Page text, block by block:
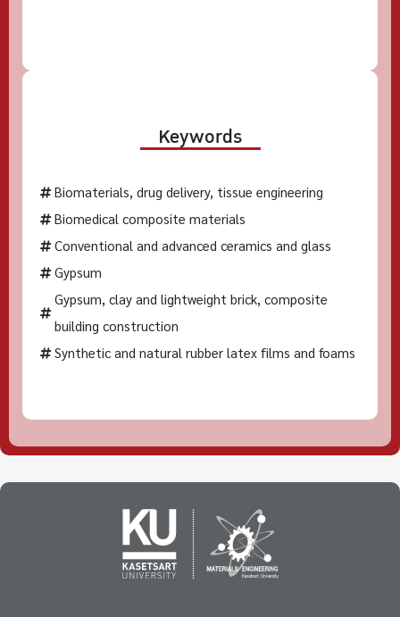
Keywords
Biomaterials, drug delivery, tissue engineering
Biomedical composite materials
Conventional and advanced ceramics and glass
Gypsum
Gypsum, clay and lightweight brick, composite
building construction
Synthetic and natural rubber latex films and foams